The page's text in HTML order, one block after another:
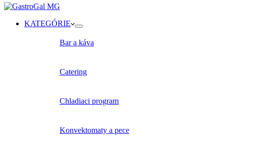
KATEGÓRIE
Bar a káva
Catering
Chladiaci program
Konvektomaty a pece